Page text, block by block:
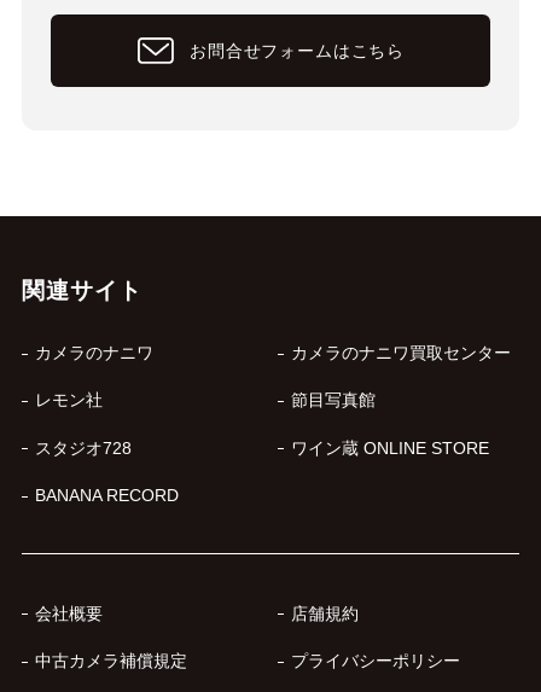
お問合せフォームはこちら
関連サイト
カメラのナニワ カメラのナニワ買取センター
レモン社 節目写真館
スタジオ728 ワイン蔵 ONLINE STORE
BANANA RECORD
会社概要 店舗規約
中古カメラ補償規定 プライバシーポリシー